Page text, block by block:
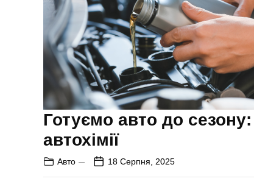
Готуємо авто до
автохімії
Авто 18 Серпня, 2025